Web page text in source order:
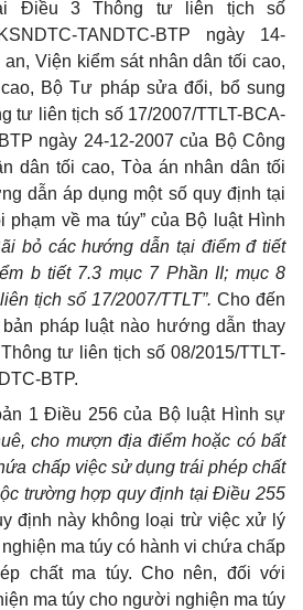
Điều 3 Thông tư liên tịch số
TANDTC-BTP ngày 14-
Viện kiểm sát nhân dân tối cao,
Bộ Tư pháp sửa đổi, bổ sung
tư liên tịch số 17/2007/TTLT-BCA-
ngày 24-12-2007 của Bộ Công
dân tối cao, Tòa án nhân dân tối
dẫn áp dụng một số quy định tại
phạm về ma túy” của Bộ luật Hình
bỏ các hướng dẫn tại điểm đ tiết
b tiết 7.3 mục 7 Phần II; mục 8
tịch số 17/2007/TTLT”. Cho đến
pháp luật nào hướng dẫn thay
tư liên tịch số 08/2015/TTLT-
BTP.
1 Điều 256 của Bộ luật Hình sự
cho mượn địa điểm hoặc có bất
chấp việc sử dụng trái phép chất
trường hợp quy định tại Điều 255
định này không loại trừ việc xử lý
ma túy có hành vi chứa chấp
chất ma túy. Cho nên, đối với
ma túy cho người nghiện ma túy